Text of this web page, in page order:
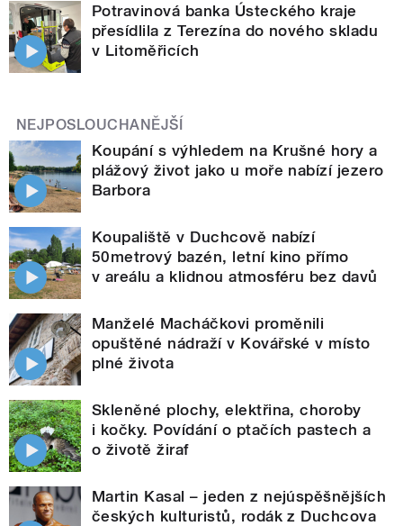
Potravinová banka Ústeckého kraje
přesídlila z Terezína do nového skladu
v Litoměřicích
NEJPOSLOUCHANĚJŠÍ
Koupání s výhledem na Krušné hory a
plážový život jako u moře nabízí jezero
Barbora
Koupaliště v Duchcově nabízí
50metrový bazén, letní kino přímo
v areálu a klidnou atmosféru bez davů
Manželé Macháčkovi proměnili
opuštěné nádraží v Kovářské v místo
plné života
Skleněné plochy, elektřina, choroby
i kočky. Povídání o ptačích pastech a
o životě žiraf
Martin Kasal – jeden z nejúspěšnějších
českých kulturistů, rodák z Duchcova